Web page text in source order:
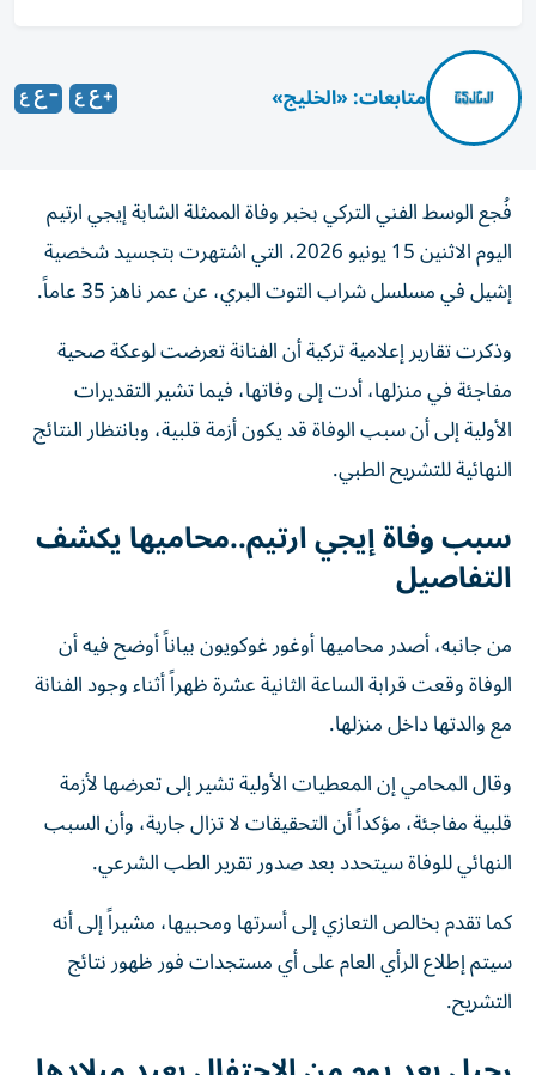
متابعات: «الخليج»
فُجع الوسط الفني التركي بخبر وفاة الممثلة الشابة إيجي ارتيم
اليوم الاثنين 15 يونيو 2026، التي اشتهرت بتجسيد شخصية
إشيل في مسلسل شراب التوت البري، عن عمر ناهز 35 عاماً.
وذكرت تقارير إعلامية تركية أن الفنانة تعرضت لوعكة صحية
مفاجئة في منزلها، أدت إلى وفاتها، فيما تشير التقديرات
الأولية إلى أن سبب الوفاة قد يكون أزمة قلبية، وبانتظار النتائج
النهائية للتشريح الطبي.
سبب وفاة إيجي ارتيم..محاميها يكشف
التفاصيل
من جانبه، أصدر محاميها أوغور غوكويون بياناً أوضح فيه أن
الوفاة وقعت قرابة الساعة الثانية عشرة ظهراً أثناء وجود الفنانة
مع والدتها داخل منزلها.
وقال المحامي إن المعطيات الأولية تشير إلى تعرضها لأزمة
قلبية مفاجئة، مؤكداً أن التحقيقات لا تزال جارية، وأن السبب
النهائي للوفاة سيتحدد بعد صدور تقرير الطب الشرعي.
كما تقدم بخالص التعازي إلى أسرتها ومحبيها، مشيراً إلى أنه
سيتم إطلاع الرأي العام على أي مستجدات فور ظهور نتائج
التشريح.